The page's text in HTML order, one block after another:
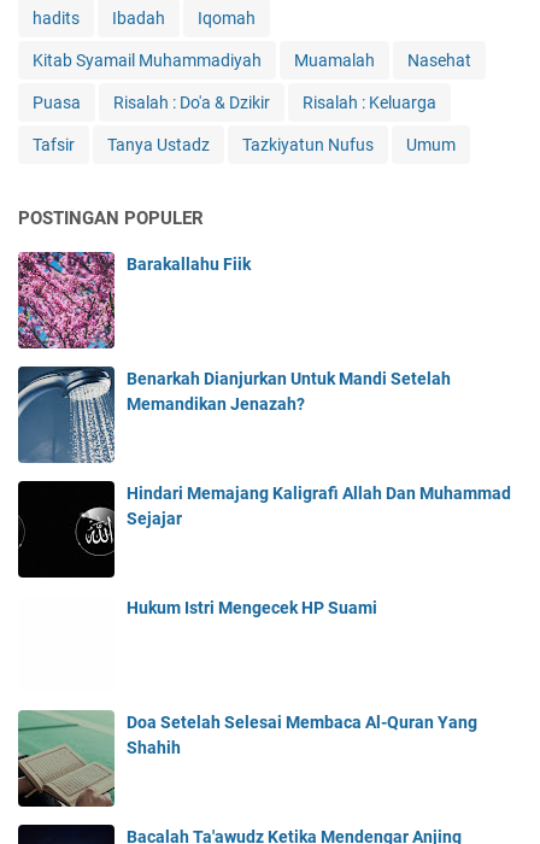
hadits Ibadah Iqomah
Kitab Syamail Muhammadiyah Muamalah Nasehat
Puasa Risalah : Do'a & Dzikir Risalah : Keluarga
Tafsir Tanya Ustadz Tazkiyatun Nufus Umum
POSTINGAN POPULER
Barakallahu Fiik
Benarkah Dianjurkan Untuk Mandi Setelah
Memandikan Jenazah?
Hindari Memajang Kaligrafi Allah Dan Muhammad
Sejajar
Hukum Istri Mengecek HP Suami
Doa Setelah Selesai Membaca Al-Quran Yang
Shahih
Bacalah Ta'awudz Ketika Mendengar Anjing